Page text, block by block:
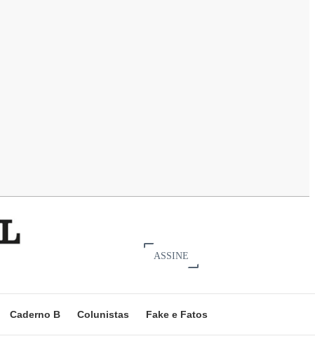
ASSINE
Caderno B Colunistas Fake e Fatos